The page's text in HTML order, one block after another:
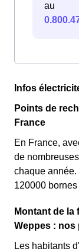
au
Infos
Points de
France
En France,
de
chaque
120000
Montant de la
Weppes :
Les habitants